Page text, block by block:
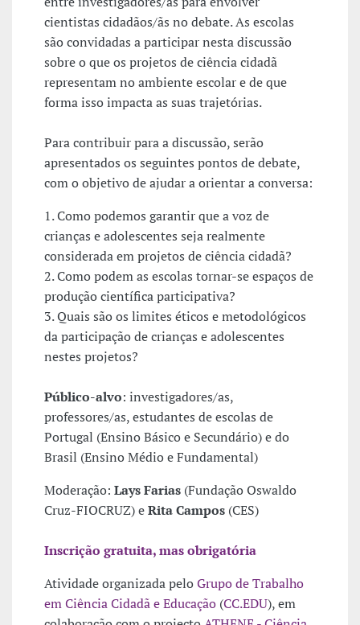
cientistas cidadãos/ãs no debate. As escolas
são convidadas a participar nesta discussão
sobre o que os projetos de ciência cidadã
representam no ambiente escolar e de que
forma isso impacta as suas trajetórias.
Para contribuir para a discussão, serão
apresentados os seguintes pontos de debate,
com o objetivo de ajudar a orientar a conversa:
1. Como podemos garantir que a voz de
crianças e adolescentes seja realmente
considerada em projetos de ciência cidadã?
2. Como podem as escolas tornar-se espaços de
produção científica participativa?
3. Quais são os limites éticos e metodológicos
da participação de crianças e adolescentes
nestes projetos?
Público-alvo: investigadores/as,
professores/as, estudantes de escolas de
Portugal (Ensino Básico e Secundário) e do
Brasil (Ensino Médio e Fundamental)
Moderação: Lays Farias (Fundação Oswaldo
Cruz-FIOCRUZ) eRita Campos (CES)
Inscrição gratuita, mas obrigatória
Atividade organizada peloGrupo de Trabalho
em Ciência Cidadã e Educação (CC.EDU), em